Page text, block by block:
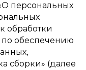
персональных
обработки
обеспечению
сборки» (далее